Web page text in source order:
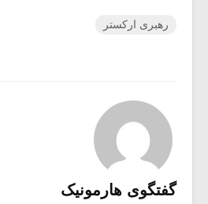
رهبری ارکستر
گفتگوی هارمونیک